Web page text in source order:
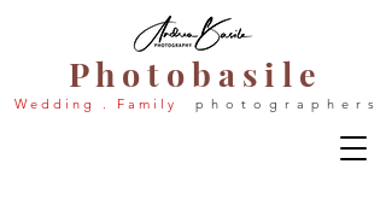
P h o t o b a s i l e
W e d d i n g . F a m i l y p h o t o g r a p h e r s